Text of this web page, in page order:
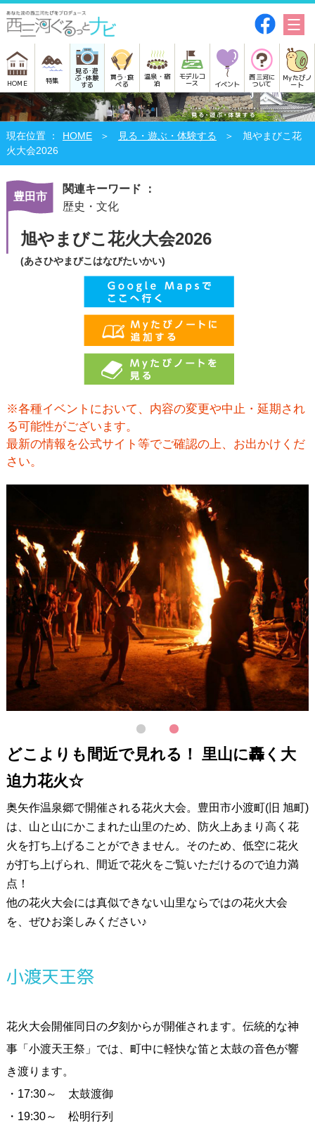
HOME 特集
見る･遊
ぶ･体験
する
買う･食
べる
温泉・宿
泊
モデルコ
ース イベント
西三河に
ついて
Myたびノ
ート
HOME 見る・遊ぶ・体験する
旭やまびこ花
火大会2026
豊田市
関連キーワード ：
歴史・文化
旭やまびこ花火大会2026
(あさひやまびこはなびたいかい)
※各種イベントにおいて、内容の変更や中止・延期され
る可能性がございます。
最新の情報を公式サイト等でご確認の上、お出かけくだ
さい。
2
どこよりも間近で見れる！ 里山に轟く大
迫力花火☆
奥矢作温泉郷で開催される花火大会。豊田市小渡町(旧 旭町)
は、山と山にかこまれた山里のため、防火上あまり高く花
火を打ち上げることができません。そのため、低空に花火
が打ち上げられ、間近で花火をご覧いただけるので迫力満
点！
他の花火大会には真似できない山里ならではの花火大会
を、ぜひお楽しみください♪
小渡天王祭
花火大会開催同日の夕刻からが開催されます。伝統的な神
事「小渡天王祭」では、町中に軽快な笛と太鼓の音色が響
き渡ります。
・17:30～ 太鼓渡御
・19:30～ 松明行列